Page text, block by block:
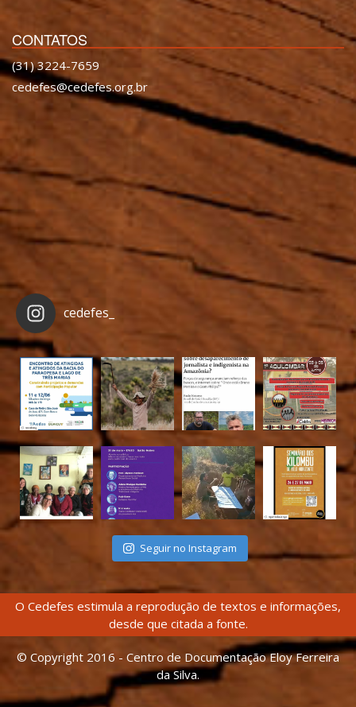
CONTATOS
(31) 3224-7659
cedefes@cedefes.org.br
cedefes_
Seguir no Instagram
O Cedefes estimula a reprodução de textos e informações,
desde que citada a fonte.
© Copyright 2016 - Centro de Documentação Eloy Ferreira
da Silva.